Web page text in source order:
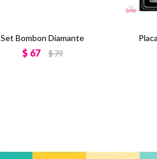
Set Bombon Diamante
$ 67 $79